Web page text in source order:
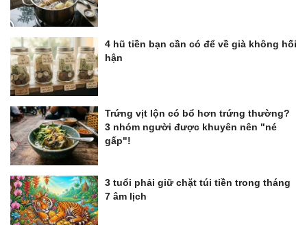
4 hũ tiền bạn cần có để về già không hối
hận
Trứng vịt lộn có bổ hơn trứng thường?
3 nhóm người được khuyên nên "né
gấp"!
3 tuổi phải giữ chặt túi tiền trong tháng
7 âm lịch